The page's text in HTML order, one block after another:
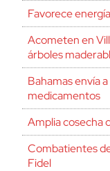
Favorece
Acometen en
árboles
Bahamas envía
medicamentos
Amplia cosecha
Combatientes
Fidel